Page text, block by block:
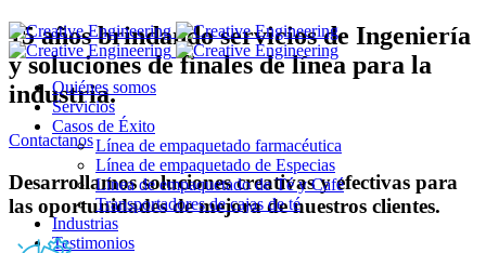
Quiénes somos
Servicios
Casos de Éxito
Línea de empaquetado farmacéutica
Línea de empaquetado de Especias
Línea de empaquetado de Té y Café
Transportadores de cajas de té
Industrias
Testimonios
15 años brindando servicios de Ingeniería
y soluciones de finales de línea para la
industria.
Contactanos
Desarrollamos soluciones creativas y efectivas para
las oportunidades de mejora de nuestros clientes.